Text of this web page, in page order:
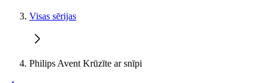
Visas sērijas
Philips Avent Krūzīte ar snīpi